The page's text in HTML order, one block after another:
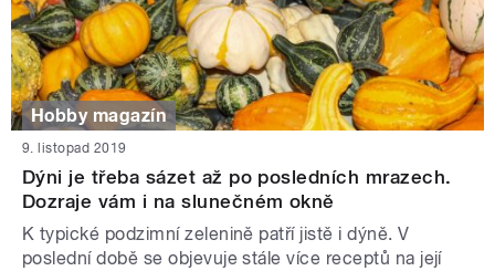
Hobby magazín
9. listopad 2019
Dýni je třeba sázet až po posledních mrazech.
Dozraje vám i na slunečném okně
K typické podzimní zelenině patří jistě i dýně. V
poslední době se objevuje stále více receptů na její